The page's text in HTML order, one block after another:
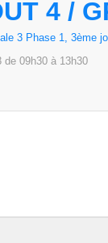
4 /
3 Phase 1, 3ème
de 09h30 à 13h30